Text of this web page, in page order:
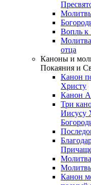
Вопль к
отца
Каноны и
Покаяния и
Канон
Христу
Канон
Три
Иисусу
Канон